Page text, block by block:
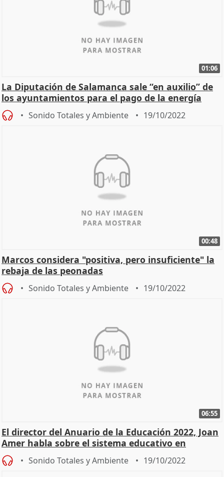
01:06
La Diputación de Salamanca sale “en auxilio” de
los ayuntamientos para el pago de la energía
Sonido Totales y Ambiente 19/10/2022
00:48
Marcos considera "positiva, pero insuficiente" la
rebaja de las peonadas
Sonido Totales y Ambiente 19/10/2022
06:55
El director del Anuario de la Educación 2022, Joan
Amer habla sobre el sistema educativo en
Baleares
Sonido Totales y Ambiente 19/10/2022